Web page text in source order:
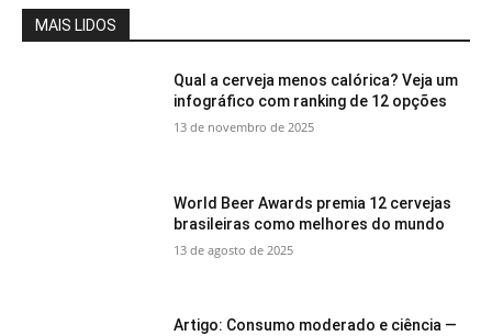
MAIS LIDOS
Qual a cerveja menos calórica? Veja um
infográfico com ranking de 12 opções
13 de novembro de 2025
World Beer Awards premia 12 cervejas
brasileiras como melhores do mundo
13 de agosto de 2025
Artigo: Consumo moderado e ciência —